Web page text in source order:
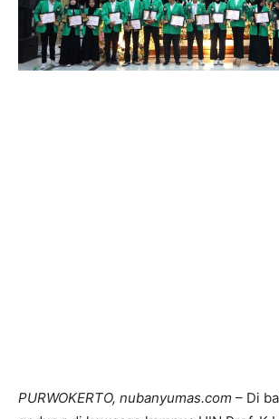
PURWOKERTO, nubanyumas.com – Di